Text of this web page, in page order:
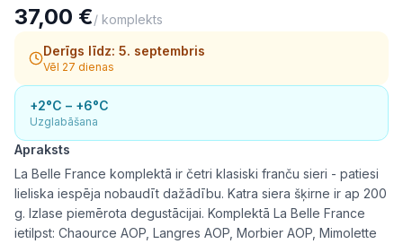
37,00 €/ komplekts
Derīgs līdz: 5. septembris
Vēl 27 dienas
+2°C – +6°C
Uzglabāšana
Apraksts
La Belle France komplektā ir četri klasiski franču sieri - patiesi
lieliska iespēja nobaudīt dažādību. Katra siera šķirne ir ap 200
g. Izlase piemērota degustācijai. Komplektā La Belle France
ietilpst: Chaource AOP, Langres AOP, Morbier AOP, Mimolette